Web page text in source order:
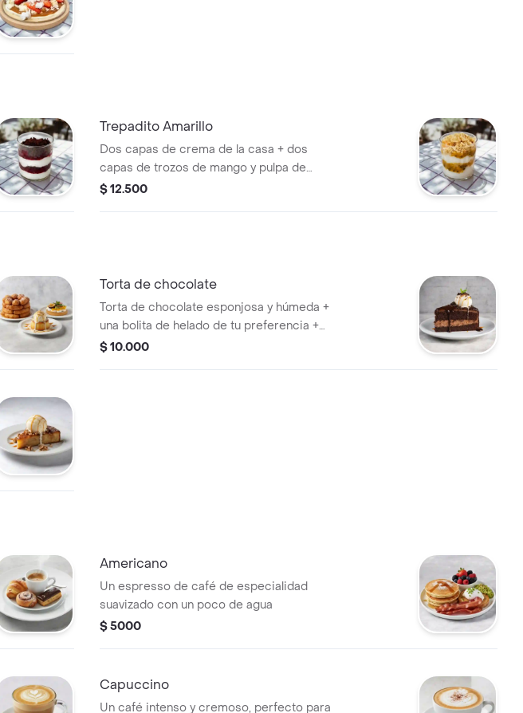
Trepadito Amarillo
Dos capas de crema de la casa + dos
capas de trozos de mango y pulpa de
maracuyá + dos capas de trocitos de
$ 12.500
Torta de chocolate
Torta de chocolate esponjosa y húmeda +
una bolita de helado de tu preferencia +
una salsa. Agrégale los poderes que
$ 10.000
Americano
Un espresso de café de especialidad
suavizado con un poco de agua
$ 5000
Capuccino
Un café intenso y cremoso, perfecto para